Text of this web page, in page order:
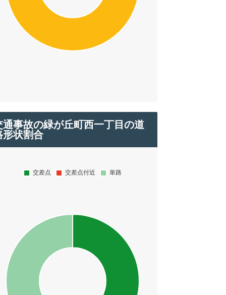
通事故の緑が丘町西一丁目の道
形状割合